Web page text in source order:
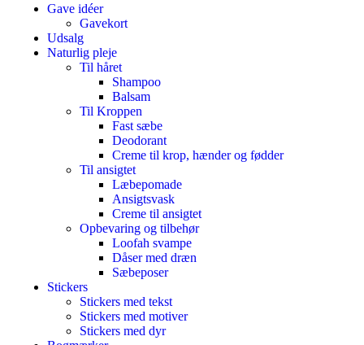
Gave idéer
Gavekort
Udsalg
Naturlig pleje
Til håret
Shampoo
Balsam
Til Kroppen
Fast sæbe
Deodorant
Creme til krop, hænder og fødder
Til ansigtet
Læbepomade
Ansigtsvask
Creme til ansigtet
Opbevaring og tilbehør
Loofah svampe
Dåser med dræn
Sæbeposer
Stickers
Stickers med tekst
Stickers med motiver
Stickers med dyr